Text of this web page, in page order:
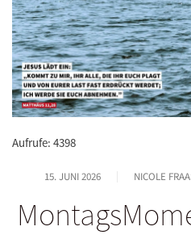
Aufrufe: 4398
15. JUNI 2026 NICOLE